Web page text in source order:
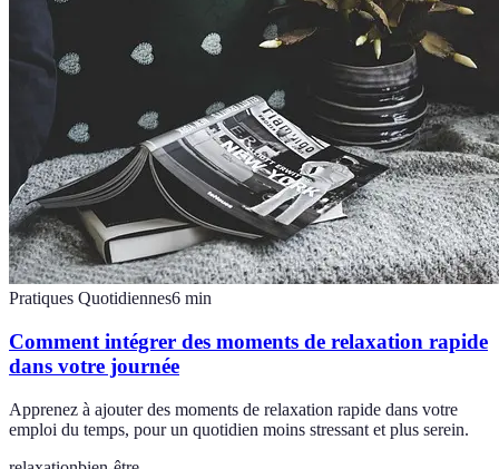
Pratiques Quotidiennes6 min
Comment intégrer des moments de relaxation rapide
dans votre journée
Apprenez à ajouter des moments de relaxation rapide dans votre
emploi du temps, pour un quotidien moins stressant et plus serein.